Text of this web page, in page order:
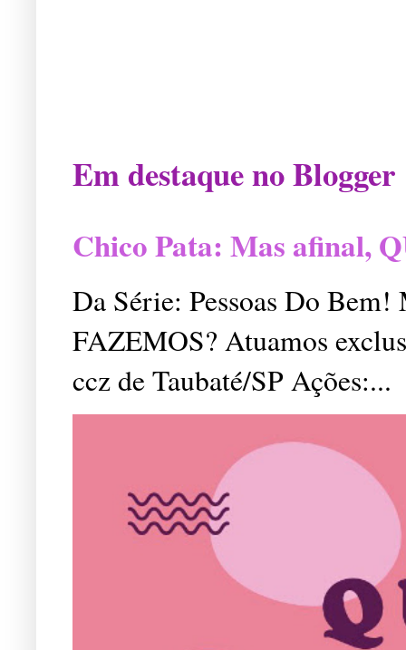
Em destaque no Blogger
Chico Pata: Mas afinal,
Da Série: Pessoas Do
FAZEMOS? Atuamos
ccz de Taubaté/SP Ações:...